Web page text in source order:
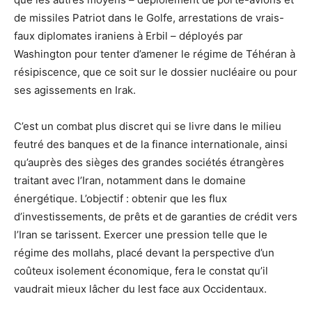
de missiles Patriot dans le Golfe, arrestations de vrais-
faux diplomates iraniens à Erbil – déployés par
Washington pour tenter d’amener le régime de Téhéran à
résipiscence, que ce soit sur le dossier nucléaire ou pour
ses agissements en Irak.
C’est un combat plus discret qui se livre dans le milieu
feutré des banques et de la finance internationale, ainsi
qu’auprès des sièges des grandes sociétés étrangères
traitant avec l’Iran, notamment dans le domaine
énergétique. L’objectif : obtenir que les flux
d’investissements, de prêts et de garanties de crédit vers
l’Iran se tarissent. Exercer une pression telle que le
régime des mollahs, placé devant la perspective d’un
coûteux isolement économique, fera le constat qu’il
vaudrait mieux lâcher du lest face aux Occidentaux.